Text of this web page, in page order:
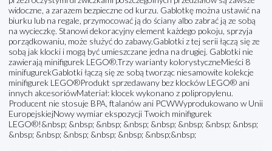
widoczne, a zarazem bezpieczne od kurzu. Gablotkę można ustawić na
biurku lub na regale, przymocować ją do ściany albo zabrać ją ze sobą
na wycieczkę. Stanowi dekoracyjny element każdego pokoju, sprzyja
porządkowaniu, może służyć do zabawy.Gablotki z tej serii łączą się ze
sobą jak klocki i mogą być umieszczane jedna na drugiej. Gablotki nie
zawierają minifigurek LEGO®.Trzy warianty kolorystyczneMieści 8
minifugurekGablotki łączą się ze sobą tworząc niesamowite kolekcje
minifigurek LEGO®Produkt sprzedawany bez klocków LEGO® ani
innych akcesoriówMateriał: klocek wykonano z polipropylenu.
Producent nie stosuje BPA, ftalanów ani PCWWyprodukowano w Unii
EuropejskiejNowy wymiar ekspozycji Twoich minifigurek
LEGO®!&nbsp; &nbsp; &nbsp; &nbsp; &nbsp; &nbsp; &nbsp; &nbsp;
&nbsp; &nbsp; &nbsp; &nbsp; &nbsp; &nbsp;&nbsp;